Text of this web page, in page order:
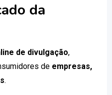
da
de divulgação,
de empresas,
.